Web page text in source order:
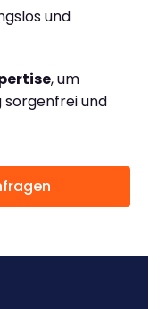
und
, um
sorgenfrei und